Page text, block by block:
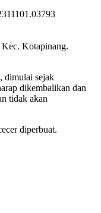
Kotapinang.
dimulai sejak
dikembalikan dan
tidak akan
diperbuat.